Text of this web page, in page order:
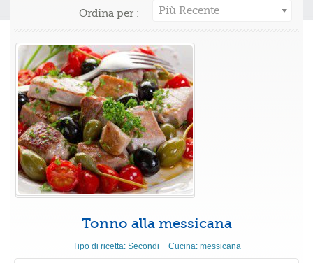
Ordina per : Più Recente
Tonno alla messicana
Tipo di ricetta: Secondi Cucina: messicana